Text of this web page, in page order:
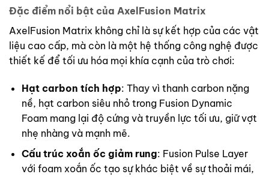
Đặc điểm nổi bật của AxelFusion Matrix
AxelFusion Matrix không chỉ là sự kết hợp của các vật
liệu cao cấp, mà còn là một hệ thống công nghệ được
thiết kế để tối ưu hóa mọi khía cạnh của trò chơi:
Hạt carbon tích hợp: Thay vì thanh carbon nặng
nề, hạt carbon siêu nhỏ trong Fusion Dynamic
Foam mang lại độ cứng và truyền lực tối ưu, giữ vợt
nhẹ nhàng và mạnh mẽ.
Cấu trúc xoắn ốc giảm rung: Fusion Pulse Layer
với foam xoắn ốc tạo sự khác biệt về sự thoải mái,